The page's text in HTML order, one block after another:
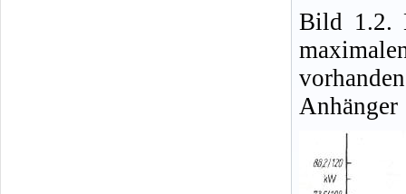
Bild 1.2.
Anhänger